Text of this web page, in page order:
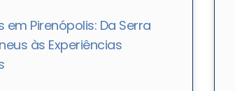
em Pirenópolis: Da Serra
às Experiências